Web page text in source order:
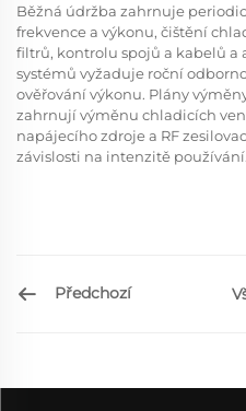
Běžná údržba zahrnuje
frekvence a výkonu, čištění
filtrů, kontrolu spojů a kabelů a
systémů vyžaduje roční
ověřování výkonu. Plány
zahrnují výměnu chladicích
napájecího zdroje a RF
závislosti na intenzitě používání.
Předchozí